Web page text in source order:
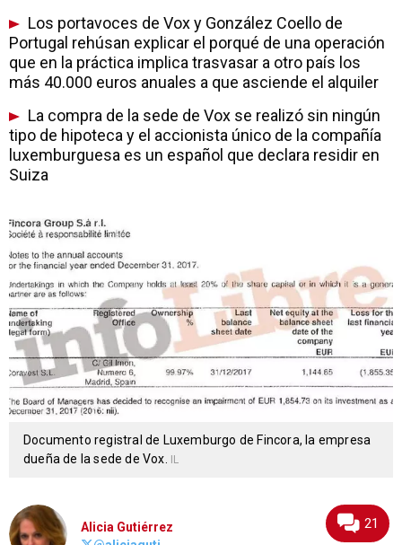
Los portavoces de Vox y González Coello de
Portugal rehúsan explicar el porqué de una operación
que en la práctica implica trasvasar a otro país los
más 40.000 euros anuales a que asciende el alquiler
La compra de la sede de Vox se realizó sin ningún
tipo de hipoteca y el accionista único de la compañía
luxemburguesa es un español que declara residir en
Suiza
Documento registral de Luxemburgo de Fincora, la empresa
dueña de la sede de Vox.
IL
Alicia Gutiérrez
21